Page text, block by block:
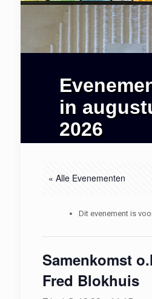
in
2026
« Alle Evenementen
Dit evenement is
Samenkomst
Fred Blokhuis